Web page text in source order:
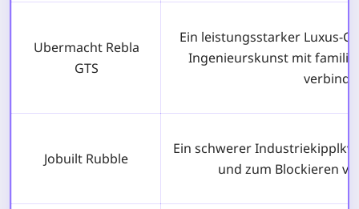
Ubermacht Rebla
GTS
Ein leistungsstarker Luxus-
Ingenieurskunst mit
Jobuilt Rubble
Ein schwerer
und zum Blockieren